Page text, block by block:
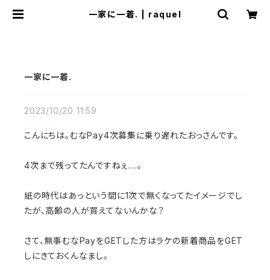
一家に一着. | raquel
一家に一着.
2023/10/20 11:59
こんにちは。むなPay4次募集に乗り遅れたおっさんです。
4次まで残ってたんですねぇ....。
紙の時代はあっという間に1次で無くなってたイメージでし
たが、高齢の人が買えてないんかな？
さて、無事むなPayをGETした方はラケの新着商品をGET
しにきておくんなまし。